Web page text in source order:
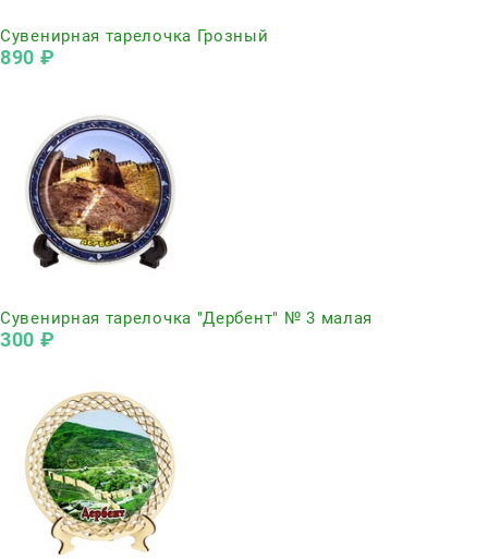
Сувенирная тарелочка Грозный
890 ₽
Сувенирная тарелочка "Дербент" № 3 малая
300 ₽